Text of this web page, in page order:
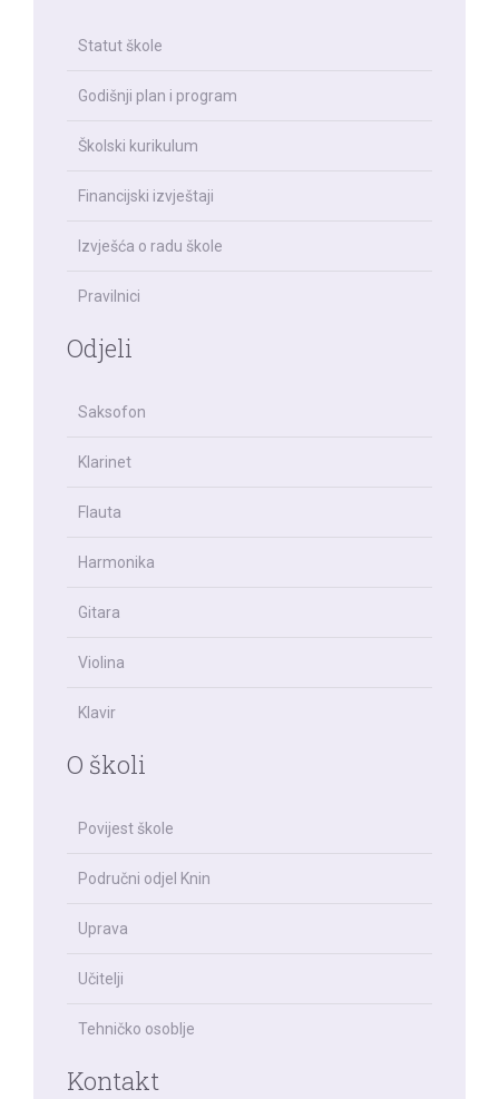
Statut škole
Godišnji plan i program
Školski kurikulum
Financijski izvještaji
Izvješća o radu škole
Pravilnici
Odjeli
Saksofon
Klarinet
Flauta
Harmonika
Gitara
Violina
Klavir
O školi
Povijest škole
Područni odjel Knin
Uprava
Učitelji
Tehničko osoblje
Kontakt